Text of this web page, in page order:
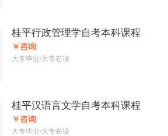
桂平行政管理学自考本科课程
￥咨询
大专毕业/大专在读
桂平汉语言文学自考本科课程
￥咨询
大专毕业/大专在读